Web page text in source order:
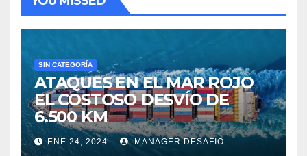
SIN CATEGORÍA
ATAQUES EN EL MAR ROJO
EL COSTOSO DESVÍO DE
6.500 KM
ENE 24, 2024 MANAGER.DESAFIO